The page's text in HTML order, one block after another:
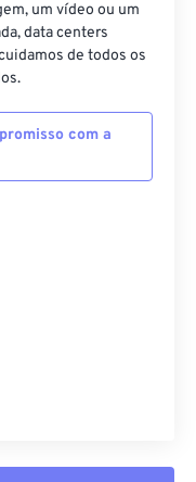
um vídeo ou um
data centers
de todos os
com a